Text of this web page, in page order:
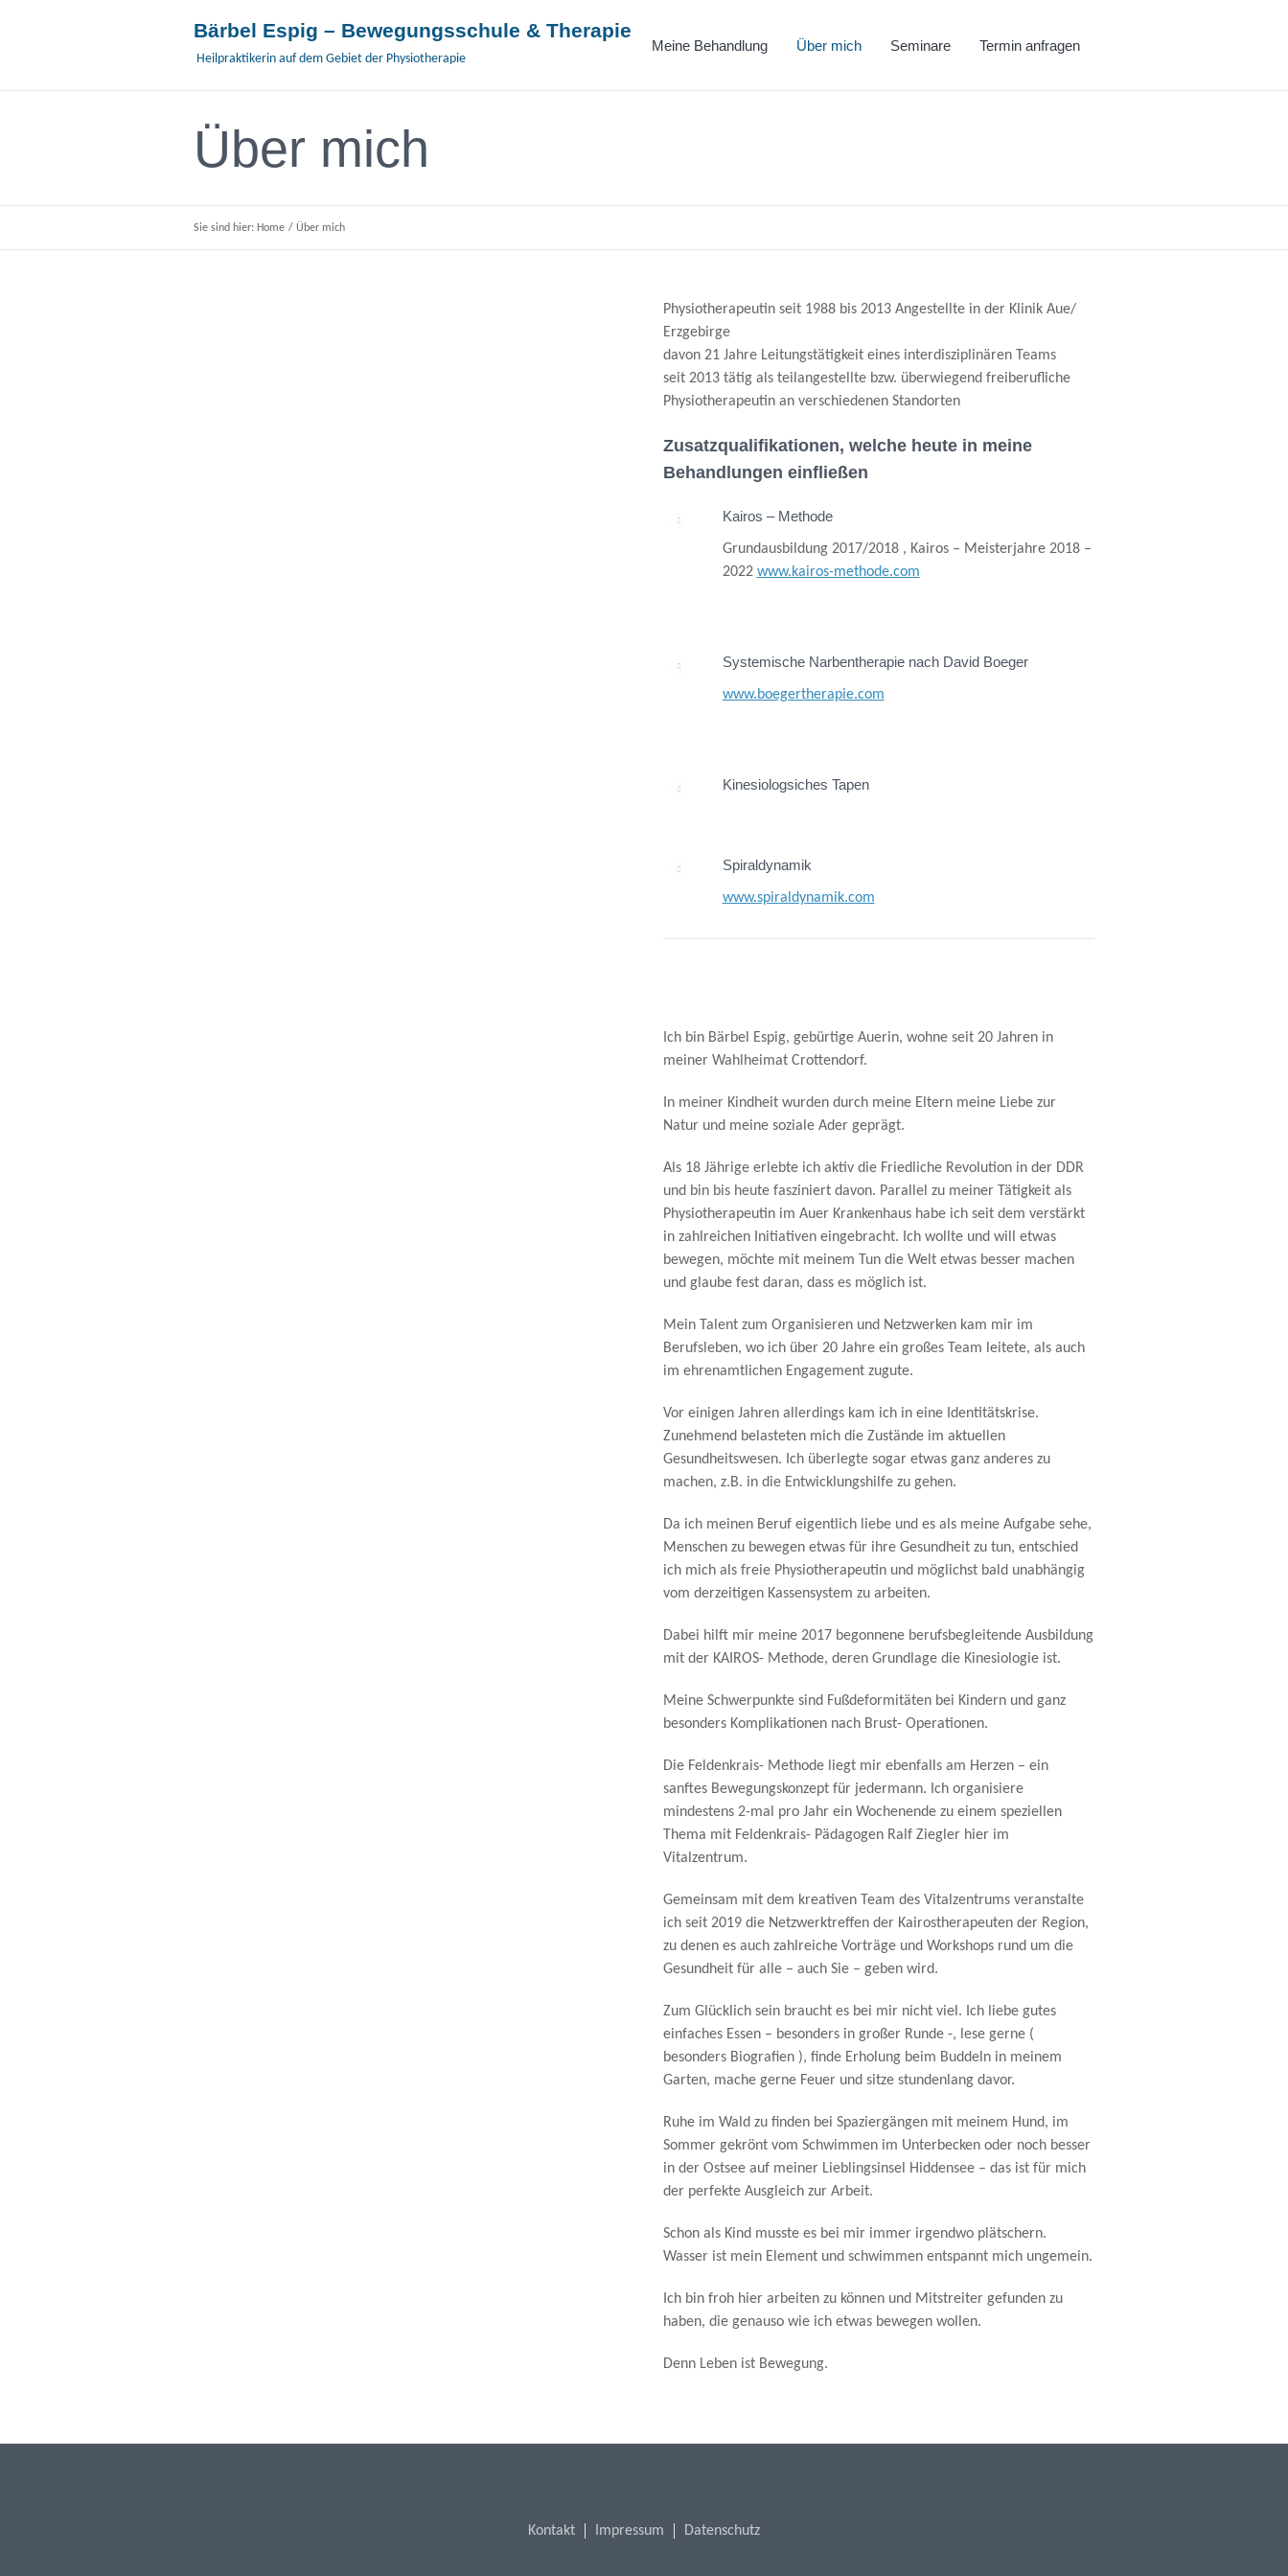
Bärbel Espig – Bewegungsschule & Therapie
Heilpraktikerin auf dem Gebiet der Physiotherapie
Meine Behandlung Über mich Seminare Termin anfragen
Über mich
Sie sind hier: Home / Über mich
Physiotherapeutin seit 1988 bis 2013 Angestellte in der Klinik Aue/
Erzgebirge
davon 21 Jahre Leitungstätigkeit eines interdisziplinären Teams
seit 2013 tätig als teilangestellte bzw. überwiegend freiberufliche
Physiotherapeutin an verschiedenen Standorten
Zusatzqualifikationen, welche heute in meine
Behandlungen einfließen
Kairos – Methode
Grundausbildung 2017/2018 , Kairos – Meisterjahre 2018 –
2022 www.kairos-methode.com
Systemische Narbentherapie nach David Boeger
www.boegertherapie.com
Kinesiologsiches Tapen
Spiraldynamik
www.spiraldynamik.com
Ich bin Bärbel Espig, gebürtige Auerin, wohne seit 20 Jahren in
meiner Wahlheimat Crottendorf.
In meiner Kindheit wurden durch meine Eltern meine Liebe zur
Natur und meine soziale Ader geprägt.
Als 18 Jährige erlebte ich aktiv die Friedliche Revolution in der DDR
und bin bis heute fasziniert davon. Parallel zu meiner Tätigkeit als
Physiotherapeutin im Auer Krankenhaus habe ich seit dem verstärkt
in zahlreichen Initiativen eingebracht. Ich wollte und will etwas
bewegen, möchte mit meinem Tun die Welt etwas besser machen
und glaube fest daran, dass es möglich ist.
Mein Talent zum Organisieren und Netzwerken kam mir im
Berufsleben, wo ich über 20 Jahre ein großes Team leitete, als auch
im ehrenamtlichen Engagement zugute.
Vor einigen Jahren allerdings kam ich in eine Identitätskrise.
Zunehmend belasteten mich die Zustände im aktuellen
Gesundheitswesen. Ich überlegte sogar etwas ganz anderes zu
machen, z.B. in die Entwicklungshilfe zu gehen.
Da ich meinen Beruf eigentlich liebe und es als meine Aufgabe sehe,
Menschen zu bewegen etwas für ihre Gesundheit zu tun, entschied
ich mich als freie Physiotherapeutin und möglichst bald unabhängig
vom derzeitigen Kassensystem zu arbeiten.
Dabei hilft mir meine 2017 begonnene berufsbegleitende Ausbildung
mit der KAIROS- Methode, deren Grundlage die Kinesiologie ist.
Meine Schwerpunkte sind Fußdeformitäten bei Kindern und ganz
besonders Komplikationen nach Brust- Operationen.
Die Feldenkrais- Methode liegt mir ebenfalls am Herzen – ein
sanftes Bewegungskonzept für jedermann. Ich organisiere
mindestens 2-mal pro Jahr ein Wochenende zu einem speziellen
Thema mit Feldenkrais- Pädagogen Ralf Ziegler hier im
Vitalzentrum.
Gemeinsam mit dem kreativen Team des Vitalzentrums veranstalte
ich seit 2019 die Netzwerktreffen der Kairostherapeuten der Region,
zu denen es auch zahlreiche Vorträge und Workshops rund um die
Gesundheit für alle – auch Sie – geben wird.
Zum Glücklich sein braucht es bei mir nicht viel. Ich liebe gutes
einfaches Essen – besonders in großer Runde -, lese gerne (
besonders Biografien ), finde Erholung beim Buddeln in meinem
Garten, mache gerne Feuer und sitze stundenlang davor.
Ruhe im Wald zu finden bei Spaziergängen mit meinem Hund, im
Sommer gekrönt vom Schwimmen im Unterbecken oder noch besser
in der Ostsee auf meiner Lieblingsinsel Hiddensee – das ist für mich
der perfekte Ausgleich zur Arbeit.
Schon als Kind musste es bei mir immer irgendwo plätschern.
Wasser ist mein Element und schwimmen entspannt mich ungemein.
Ich bin froh hier arbeiten zu können und Mitstreiter gefunden zu
haben, die genauso wie ich etwas bewegen wollen.
Denn Leben ist Bewegung.
Kontakt Impressum Datenschutz